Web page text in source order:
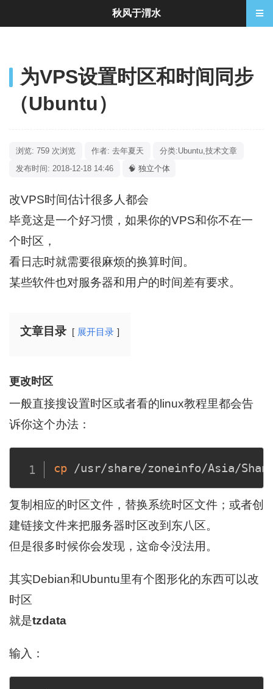
为VPS设置时区和时间同步
（Ubuntu）
浏览: 759 次浏览 作者: 去年夏天 分类:Ubuntu,技术文章
发布时间: 2018-12-18 14:46
🧠 独立个体
改VPS时间估计很多人都会
毕竟这是一个好习惯，如果你的VPS和你不在一
个时区，
看日志时就需要很麻烦的换算时间。
某些软件也对服务器和用户的时间差有要求。
文章目录 展开目录
更改时区
一般直接搜设置时区或者看的linux教程里都会告
诉你这个办法：
cp
复制相应的时区文件，替换系统时区文件；或者创
建链接文件来把服务器时区改到东八区。
但是很多时候你会发现，这命令没法用。
其实Debian和Ubuntu里有个图形化的东西可以改
时区
就是tzdata
输入：
秋风于渭水